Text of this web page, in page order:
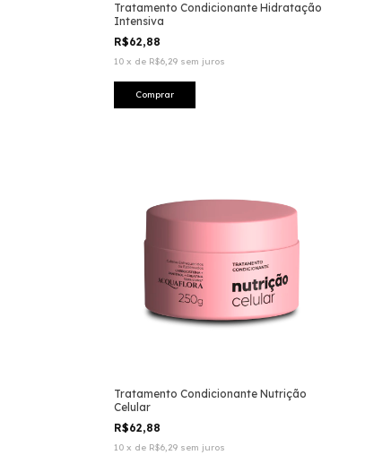
Tratamento Condicionante Hidratação
Intensiva
R$62,88
10 x de R$6,29 sem juros
Tratamento Condicionante Nutrição
Celular
R$62,88
10 x de R$6,29 sem juros